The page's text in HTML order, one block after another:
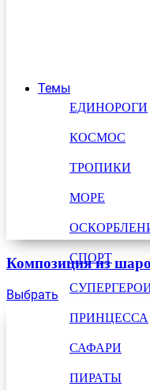
Темы
ЕДИНОРОГИ
КОСМОС
ТРОПИКИ
МОРЕ
СПОРТ
ПРИНЦЕССА
САФАРИ
ПИРАТЫ
Композиция из
Выбрать